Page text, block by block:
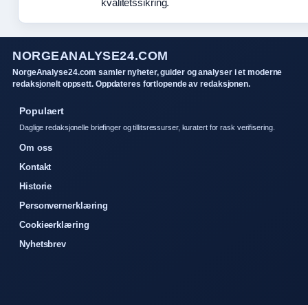
NORGEANALYSE24.COM
NorgeAnalyse24.com samler nyheter, guider og analyser i et moderne
redaksjonelt oppsett. Oppdateres fortlopende av redaksjonen.
Populaert
Daglige redaksjonelle briefinger og tillitsressurser, kuratert for rask verifisering.
Om oss
Kontakt
Historie
Personvernerklæring
Cookieerklæring
Nyhetsbrev